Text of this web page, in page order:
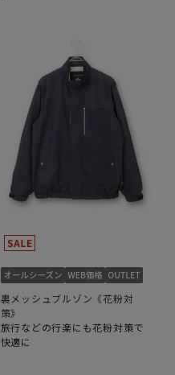
裏メッシュブルゾン《花粉対
策》
旅行などの行楽にも花粉対策で
快適に